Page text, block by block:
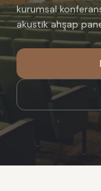
kurumsal
akustik ahşap